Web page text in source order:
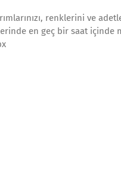
renklerini ve
en geç bir saat